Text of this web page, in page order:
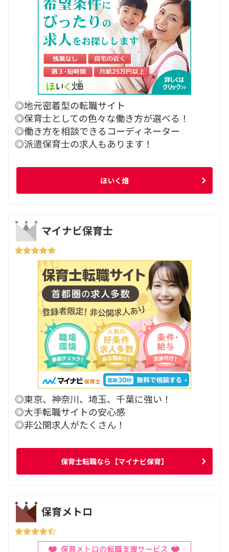
◎地元密着型の転職サイト
◎保育士としての色々な働き方が選べる！
◎働き方を相談できるコーディネーター
◎派遣保育士の求人もあります！
ほいく畑
マイナビ保育士
◎東京、神奈川、埼玉、千葉に強い！
◎大手転職サイトの安心感
◎非公開求人がたくさん！
保育士転職なら【マイナビ保育】
保育メトロ